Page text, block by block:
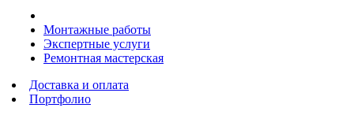
Монтажные работы
Экспертные услуги
Ремонтная мастерская
Доставка и оплата
Портфолио